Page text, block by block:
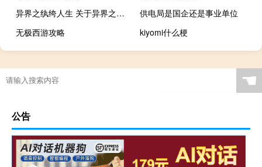
异界之纨绔人生 关于异界之纨绔人生的介绍
供电局是国企还是事业单位
无极西游攻略
kiyomi什么梗
青岛胃癌手术费用大概多少（胃癌手术费用大概多少）
☚
公告